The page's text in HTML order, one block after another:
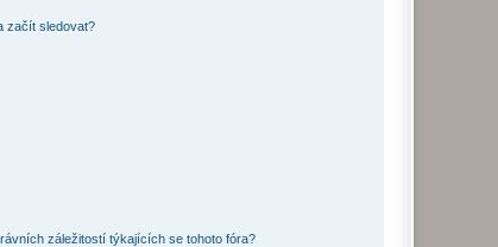
začít sledovat?
záležitostí týkajících se tohoto fóra?